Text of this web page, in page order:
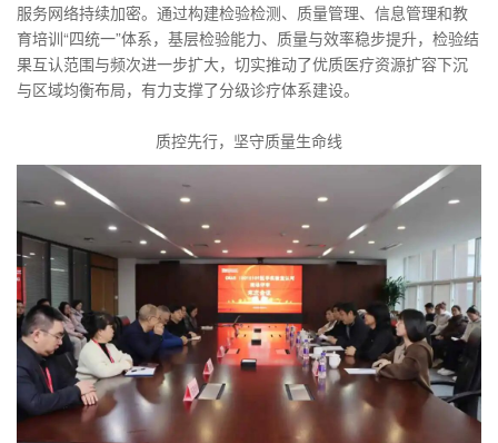
服务网络持续加密。通过构建检验检测、质量管理、信息管理和教
育培训“四统一”体系，基层检验能力、质量与效率稳步提升，检验结
果互认范围与频次进一步扩大，切实推动了优质医疗资源扩容下沉
与区域均衡布局，有力支撑了分级诊疗体系建设。
质控先行，坚守质量生命线